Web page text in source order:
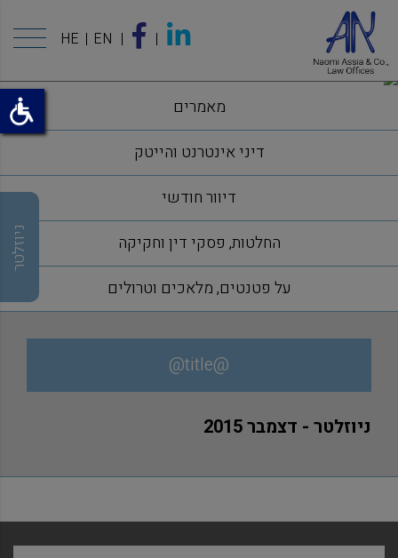
HE EN
מאמרים
דיני אינטרנט והייטק
דיוור חודשי
החלטות, פסקי דין וחקיקה
על פטנטים, מלאכים וטרולים
@title@
ניוזלטר - דצמבר 2015
ניוזלטר